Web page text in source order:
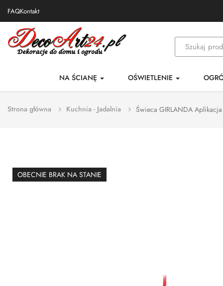
FAQKontakt
NA ŚCIANĘ OŚWIETLENIE
Strona główna Kuchnia - Jadalnia Świeca GIRLANDA
OBECNIE BRAK NA STANIE